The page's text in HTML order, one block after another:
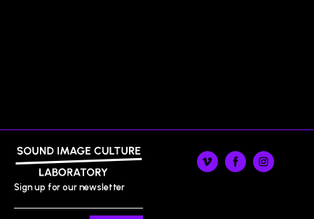
Sign up for our newsletter